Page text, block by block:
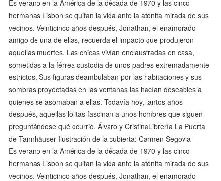
Es verano en la América de la década de 1970 y las cinco
hermanas Lis­bon se quitan la vida ante la atónita mirada de sus
vecinos. Veinticinco años después, Jonathan, el enamorado
amigo de una de ellas, recuerda el impacto que produjeron
aquellas muertes. Las chicas vivían enclaustradas en casa,
sometidas a la férrea custodia de unos padres extremadamente
estrictos. Sus figuras deambulaban por las habitaciones y sus
sombras proyectadas en las ventanas las hacían deseables a
quienes se asomaban a ellas. Todavía hoy, tantos años
después, aquellas lolitas fascinan a unos hombres que siguen
preguntándose qué ocurrió. Álvaro y CristinaLibrería La Puerta
de Tannhäuser Ilustración de la cubierta: Carmen Segovia
Es verano en la América de la década de 1970 y las cinco
hermanas Lis­bon se quitan la vida ante la atónita mirada de sus
vecinos. Veinticinco años después, Jonathan, el enamorado